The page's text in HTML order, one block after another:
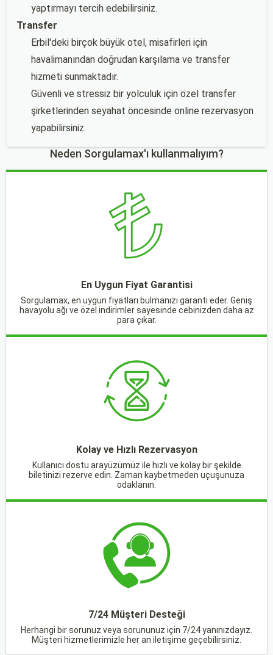
yaptırmayı tercih edebilirsiniz.
Transfer
Erbil'deki birçok büyük otel, misafirleri için
havalimanından doğrudan karşılama ve transfer
hizmeti sunmaktadır.
Güvenli ve stressiz bir yolculuk için özel transfer
şirketlerinden seyahat öncesinde online rezervasyon
yapabilirsiniz.
Neden Sorgulamax'ı kullanmalıyım?
En Uygun Fiyat Garantisi
Sorgulamax, en uygun fiyatları bulmanızı garanti eder. Geniş
havayolu ağı ve özel indirimler sayesinde cebinizden daha az
para çıkar.
Kolay ve Hızlı Rezervasyon
Kullanıcı dostu arayüzümüz ile hızlı ve kolay bir şekilde
biletinizi rezerve edin. Zaman kaybetmeden uçuşunuza
odaklanın.
7/24 Müşteri Desteği
Herhangi bir sorunuz veya sorununuz için 7/24 yanınızdayız.
Müşteri hizmetlerimizle her an iletişime geçebilirsiniz.